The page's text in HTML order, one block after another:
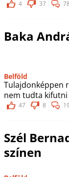
4 37 78
Baka
Belföld
Tulajdonképpen
nem tudta kifutni
47 8
Szél
színen